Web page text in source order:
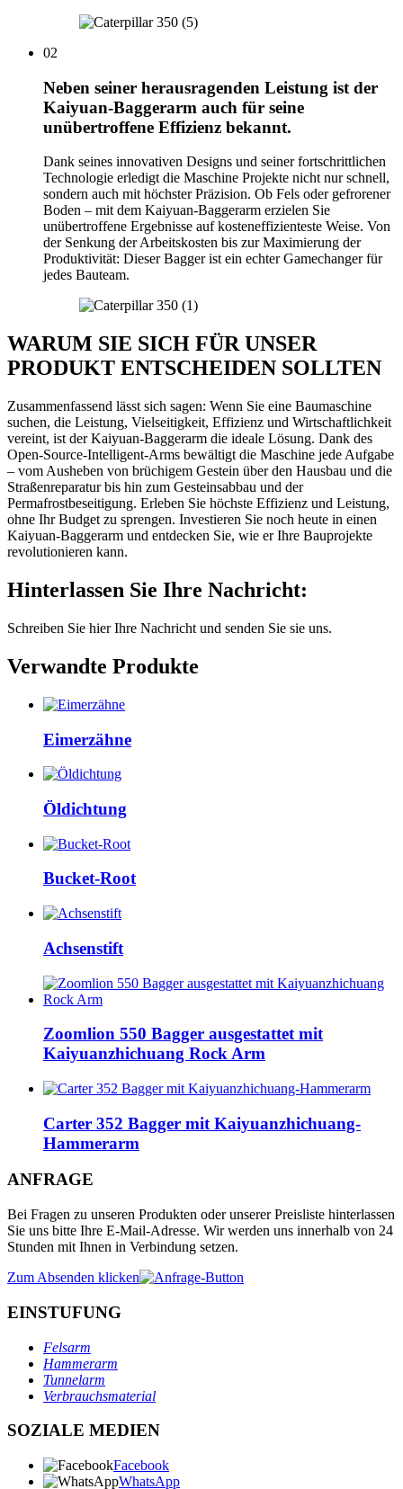
02
Neben seiner herausragenden Leistung ist der
Kaiyuan-Baggerarm auch für seine
unübertroffene Effizienz bekannt.
Dank seines innovativen Designs und seiner fortschrittlichen
Technologie erledigt die Maschine Projekte nicht nur schnell,
sondern auch mit höchster Präzision. Ob Fels oder gefrorener
Boden – mit dem Kaiyuan-Baggerarm erzielen Sie
unübertroffene Ergebnisse auf kosteneffizienteste Weise. Von
der Senkung der Arbeitskosten bis zur Maximierung der
Produktivität: Dieser Bagger ist ein echter Gamechanger für
jedes Bauteam.
WARUM SIE SICH FÜR UNSER
PRODUKT ENTSCHEIDEN SOLLTEN
Zusammenfassend lässt sich sagen: Wenn Sie eine Baumaschine
suchen, die Leistung, Vielseitigkeit, Effizienz und Wirtschaftlichkeit
vereint, ist der Kaiyuan-Baggerarm die ideale Lösung. Dank des
Open-Source-Intelligent-Arms bewältigt die Maschine jede Aufgabe
– vom Ausheben von brüchigem Gestein über den Hausbau und die
Straßenreparatur bis hin zum Gesteinsabbau und der
Permafrostbeseitigung. Erleben Sie höchste Effizienz und Leistung,
ohne Ihr Budget zu sprengen. Investieren Sie noch heute in einen
Kaiyuan-Baggerarm und entdecken Sie, wie er Ihre Bauprojekte
revolutionieren kann.
Hinterlassen Sie Ihre Nachricht:
Schreiben Sie hier Ihre Nachricht und senden Sie sie uns.
Verwandte Produkte
Eimerzähne
Öldichtung
Bucket-Root
Achsenstift
Zoomlion 550 Bagger ausgestattet mit
Kaiyuanzhichuang Rock Arm
Carter 352 Bagger mit Kaiyuanzhichuang-
Hammerarm
ANFRAGE
Bei Fragen zu unseren Produkten oder unserer Preisliste hinterlassen
Sie uns bitte Ihre E-Mail-Adresse. Wir werden uns innerhalb von 24
Stunden mit Ihnen in Verbindung setzen.
Zum Absenden klicken
EINSTUFUNG
Felsarm
Hammerarm
Tunnelarm
Verbrauchsmaterial
SOZIALE MEDIEN
Facebook
WhatsApp